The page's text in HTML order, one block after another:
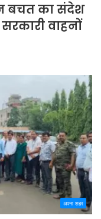
बचत का संदेश
वाहनों
अपना शहर